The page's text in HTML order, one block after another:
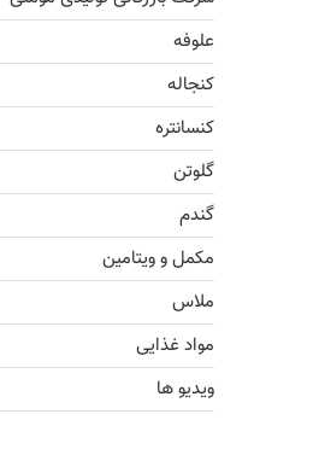
علوفه
کنجاله
کنسانتره
گلوتن
گندم
مکمل و ویتامین
ملاس
مواد غذایی
ویدیو ها